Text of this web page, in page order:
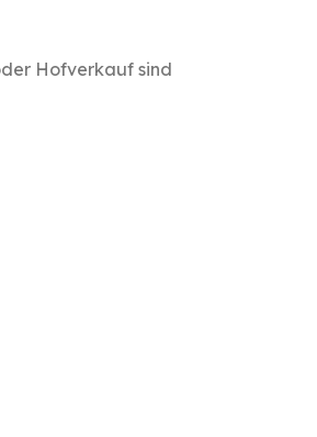
Hofverkauf sind